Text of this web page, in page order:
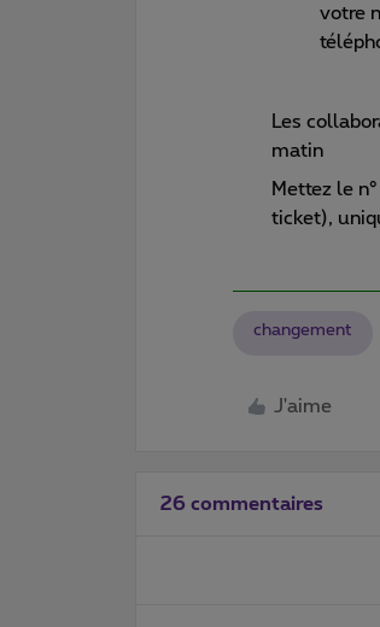
votre
Les
matin
Mettez le
ticket),
changement
J'aime
26 commentaires